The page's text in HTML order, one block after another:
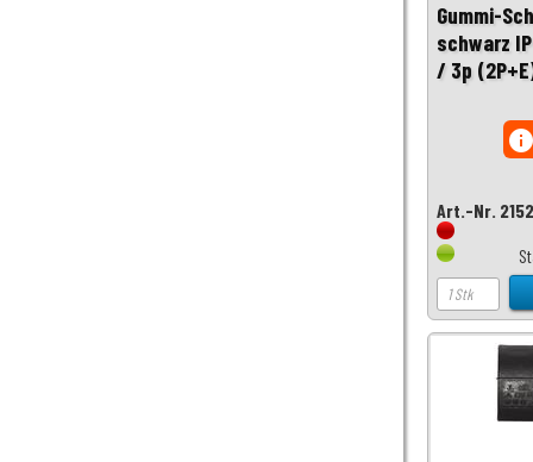
Gummi-
schwarz
/ 3p
Art.-Nr.